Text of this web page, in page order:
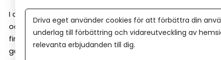
I de flesta fall delas finansieringen upp mellan banken
och Almi. Det gör att banken kan vara med och
finansiera satsningar som annars kan vara svåra att
genomföra på egen hand. Ofta krävs det också att
Driva eget använder cookies för att förbättra din
underlag till förbättring och vidareutveckling av
relevanta erbjudanden till dig.